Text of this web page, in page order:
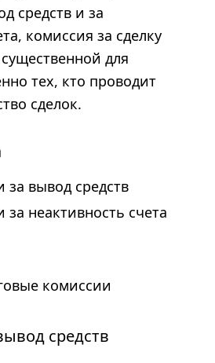
средств и за
комиссия за сделку
для
тех, кто проводит
сделок.
за вывод средств
неактивность счета
комиссии
средств